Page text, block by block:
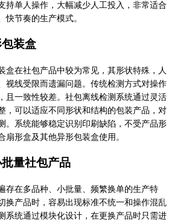
持单人操作，大幅减少人工投入，非常适合
快节奏的生产模式。
装盒
盒在社包产品中较为常见，其形状特殊，人
视线受限而遗漏问题。传统检测方式对操作
且一致性较差。社包离线检测系统通过灵活
，可以适应不同形状和结构的包装产品，对
。系统能够稳定识别印刷缺陷，不受产品形
扇形盒及其他异形包装盒使用。
量社包产品
存在多品种、小批量、频繁换单的生产特
换产品时，容易出现标准不统一和操作混乱
系统通过模块化设计，在更换产品时只需进